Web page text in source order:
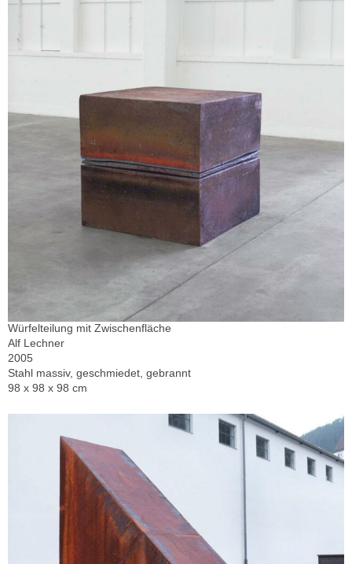
Würfelteilung mit Zwischenfläche
Alf Lechner
2005
Stahl massiv, geschmiedet, gebrannt
98 x 98 x 98 cm